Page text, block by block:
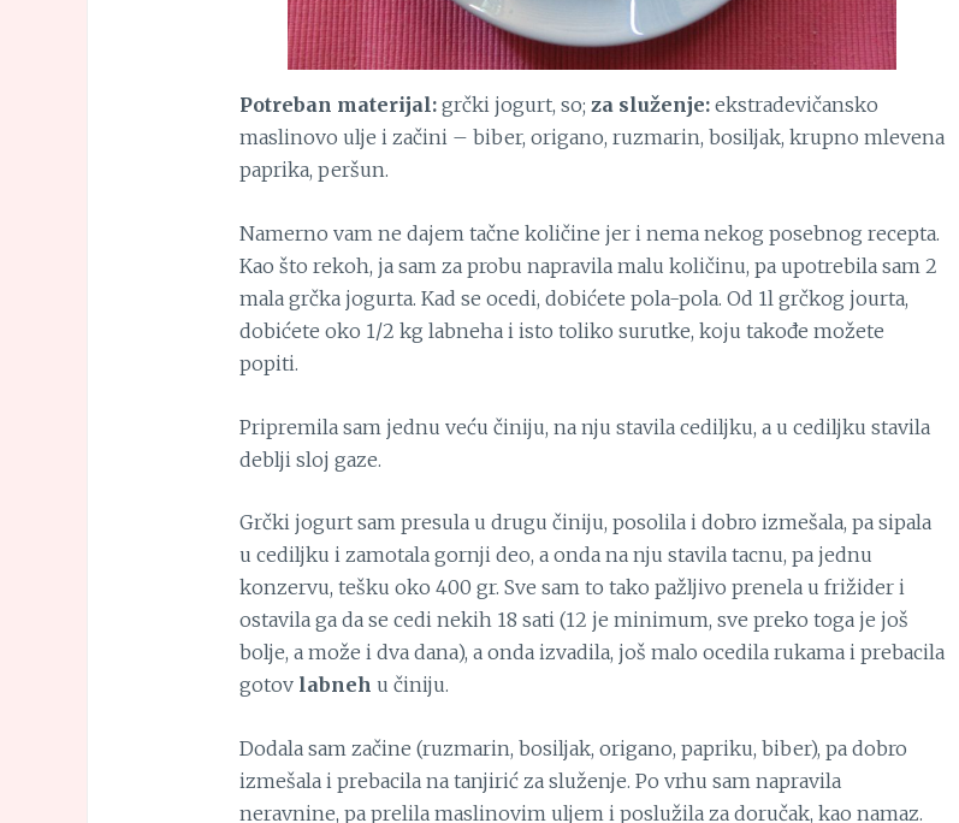
Potreban materijal: grčki jogurt, so; za služenje:ekstradevičansko
maslinovo ulje i začini – biber, origano, ruzmarin, bosiljak, krupno mlevena
paprika, peršun.
Namerno vam ne dajem tačne količine jer i nema nekog posebnog recepta.
Kao što rekoh, ja sam za probu napravila malu količinu, pa upotrebila sam 2
mala grčka jogurta. Kad se ocedi, dobićete pola-pola. Od 1l grčkog jourta,
dobićete oko 1/2 kg labneha i isto toliko surutke, koju takođe možete
popiti.
Pripremila sam jednu veću činiju, na nju stavila cediljku, a u cediljku stavila
deblji sloj gaze.
Grčki jogurt sam presula u drugu činiju, posolila i dobro izmešala, pa sipala
u cediljku i zamotala gornji deo, a onda na nju stavila tacnu, pa jednu
konzervu, tešku oko 400 gr. Sve sam to tako pažljivo prenela u frižider i
ostavila ga da se cedi nekih 18 sati (12 je minimum, sve preko toga je još
bolje, a može i dva dana), a onda izvadila, još malo ocedila rukama i prebacila
gotov labneh u činiju.
Dodala sam začine (ruzmarin, bosiljak, origano, papriku, biber), pa dobro
izmešala i prebacila na tanjirić za služenje. Po vrhu sam napravila
neravnine, pa prelila maslinovim uljem i poslužila za doručak, kao namaz.